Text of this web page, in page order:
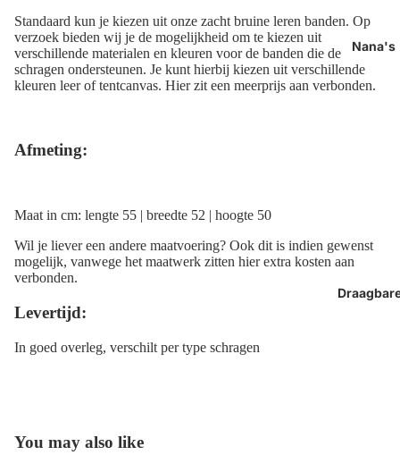
Nana's
Standaard kun je kiezen uit onze zacht bruine leren banden. Op
verzoek bieden wij je de mogelijkheid om te kiezen uit
verschillende materialen en kleuren voor de banden die de
schragen ondersteunen. Je kunt hierbij kiezen uit verschillende
kleuren leer of tentcanvas. Hier zit een meerprijs aan verbonden.
Afmeting:
Maat in cm: lengte 55 | breedte 52 | hoogte 50
Wil je liever een andere maatvoering? Ook dit is indien gewenst
mogelijk, vanwege het maatwerk zitten hier extra kosten aan
verbonden.
Levertijd:
In goed overleg, verschilt per type schragen
You may also like